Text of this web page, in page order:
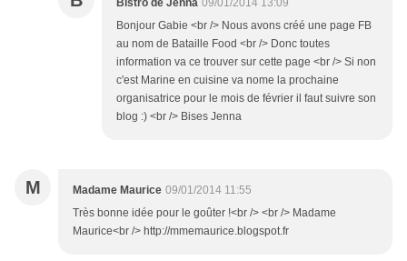
Bistro de Jenna 09/01/2014 13:09
Bonjour Gabie <br /> Nous avons créé une page FB
au nom de Bataille Food <br /> Donc toutes
information va ce trouver sur cette page <br /> Si non
c'est Marine en cuisine va nome la prochaine
organisatrice pour le mois de février il faut suivre son
blog :) <br /> Bises Jenna
M Madame Maurice 09/01/2014 11:55
Très bonne idée pour le goûter !<br /> <br /> Madame
Maurice<br /> http://mmemaurice.blogspot.fr